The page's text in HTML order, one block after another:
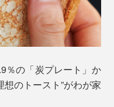
％の「炭プレート」か
のトースト”がわが家